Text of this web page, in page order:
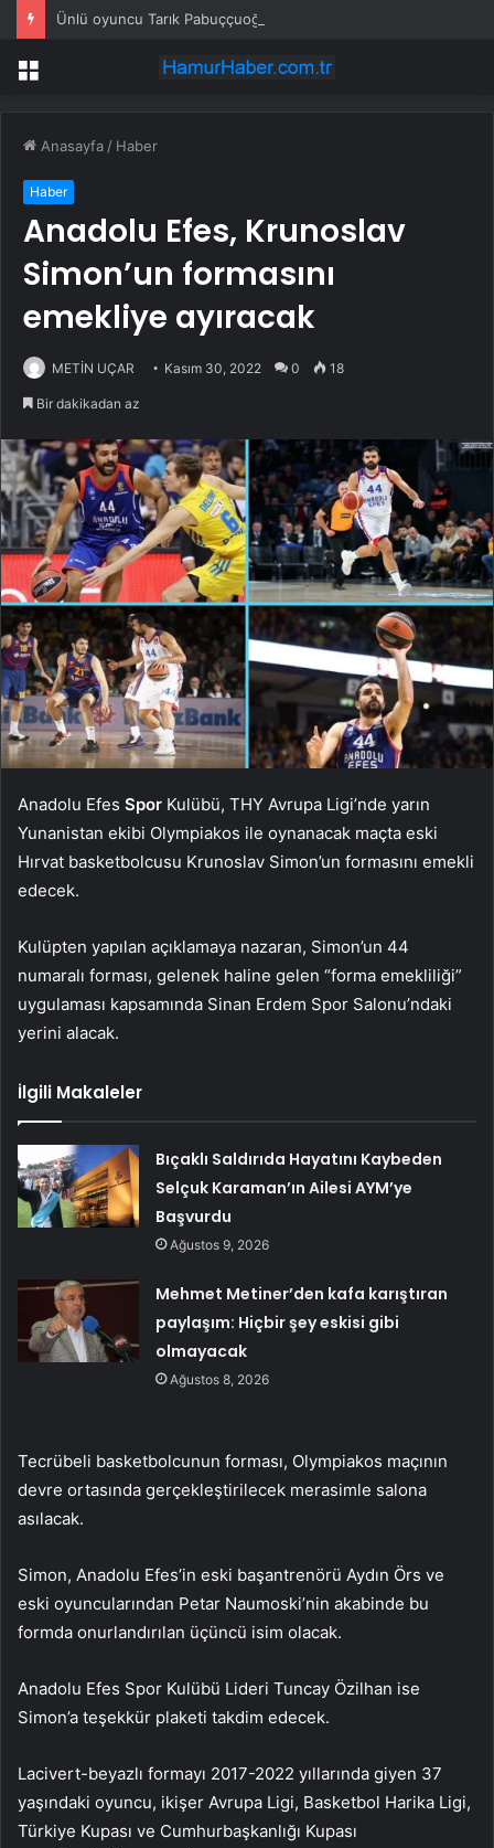
Menü
Anasayfa / Haber
Haber
Anadolu Efes, Krunoslav
Simon’un formasını
emekliye ayıracak
METİN UÇAR Kasım 30, 2022 0 18
Bir dakikadan az
Anadolu Efes Spor Kulübü, THY Avrupa Ligi’nde yarın
Yunanistan ekibi Olympiakos ile oynanacak maçta eski
Hırvat basketbolcusu Krunoslav Simon’un formasını emekli
edecek.
Kulüpten yapılan açıklamaya nazaran, Simon’un 44
numaralı forması, gelenek haline gelen “forma emekliliği”
uygulaması kapsamında Sinan Erdem Spor Salonu’ndaki
yerini alacak.
İlgili Makaleler
Bıçaklı Saldırıda Hayatını Kaybeden
Selçuk Karaman’ın Ailesi AYM’ye
Başvurdu
Ağustos 9, 2026
Mehmet Metiner’den kafa karıştıran
paylaşım: Hiçbir şey eskisi gibi
olmayacak
Ağustos 8, 2026
Tecrübeli basketbolcunun forması, Olympiakos maçının
devre ortasında gerçekleştirilecek merasimle salona
asılacak.
Simon, Anadolu Efes’in eski başantrenörü Aydın Örs ve
eski oyuncularından Petar Naumoski’nin akabinde bu
formda onurlandırılan üçüncü isim olacak.
Anadolu Efes Spor Kulübü Lideri Tuncay Özilhan ise
Simon’a teşekkür plaketi takdim edecek.
Lacivert-beyazlı formayı 2017-2022 yıllarında giyen 37
yaşındaki oyuncu, ikişer Avrupa Ligi, Basketbol Harika Ligi,
Türkiye Kupası ve Cumhurbaşkanlığı Kupası